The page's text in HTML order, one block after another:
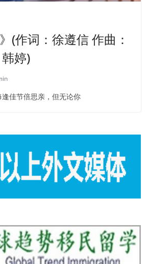
(作词：徐遵信 作曲：
婷)
佳节倍思亲，但无论你